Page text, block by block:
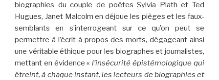
biographies du couple de poètes Sylvia Plath et Ted
Hugues, Janet Malcolm en déjoue les pièges et les faux-
semblants en s’interrogeant sur ce qu’on peut se
permettre à l’écrit à propos des morts, dégageant ainsi
une véritable éthique pour les biographes et journalistes,
mettant en évidence «l’insécurité épistémologique qui
étreint, à chaque instant, les lecteurs de biographies et